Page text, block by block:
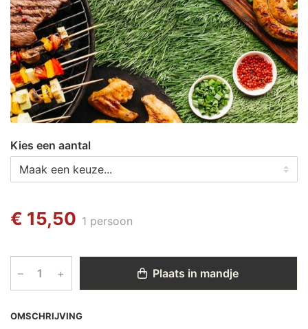
OMSCHRIJVING
Kies een aantal
€ 15,50 1 persoon
– + Plaats in mandje